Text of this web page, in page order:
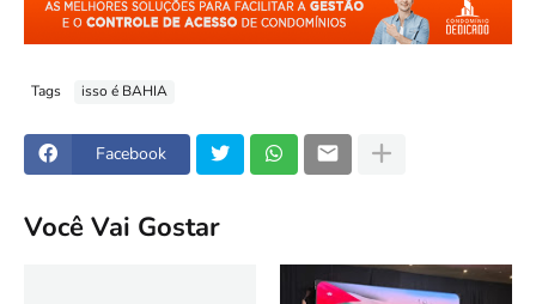
Tags isso é BAHIA
Facebook
Você Vai Gostar